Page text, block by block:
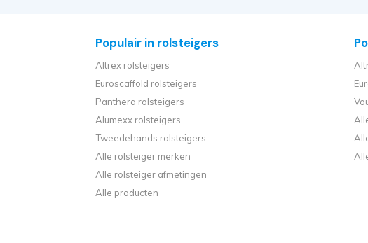
Populair in rolsteigers
Altrex rolsteigers
Euroscaffold rolsteigers
Panthera rolsteigers
Alumexx rolsteigers
Tweedehands rolsteigers
Alle rolsteiger merken
Alle rolsteiger afmetingen
Alle producten